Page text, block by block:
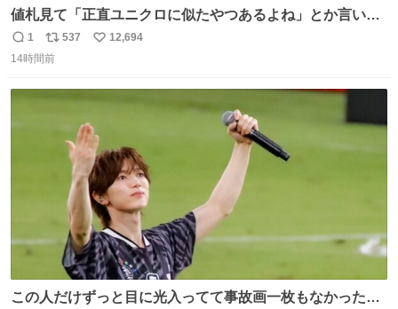
値札見て「正直ユニクロに似たやつあるよね」とか言い出
すの好きすぎるWWWWWWWWWWWWW こちら側と同じ
感覚助かる🙂‍↕️🙂‍↕️🙂‍↕️
返
信
1
リ
ポ
ト
537
い
数
12,694
14時間前
この人だけずっと目に光入ってて事故画一枚もなかったす